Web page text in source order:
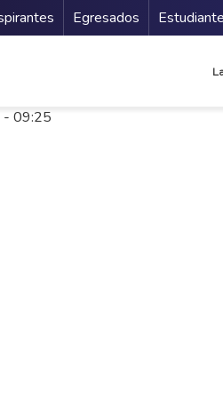
Egresados
- 09:25